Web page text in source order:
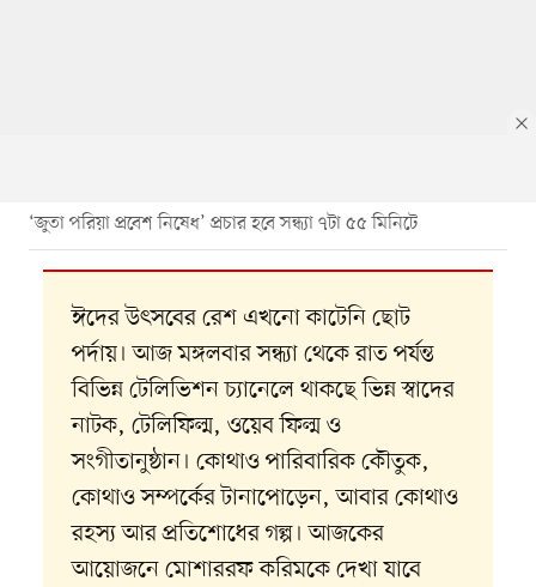
‘জুতা পরিয়া প্রবেশ নিষেধ’ প্রচার হবে সন্ধ্যা ৭টা ৫৫ মিনিটে
ঈদের উৎসবের রেশ এখনো কাটেনি ছোট
পর্দায়। আজ মঙ্গলবার সন্ধ্যা থেকে রাত পর্যন্ত
বিভিন্ন টেলিভিশন চ্যানেলে থাকছে ভিন্ন স্বাদের
নাটক, টেলিফিল্ম, ওয়েব ফিল্ম ও
সংগীতানুষ্ঠান। কোথাও পারিবারিক কৌতুক,
কোথাও সম্পর্কের টানাপোড়েন, আবার কোথাও
রহস্য আর প্রতিশোধের গল্প। আজকের
আয়োজনে মোশাররফ করিমকে দেখা যাবে